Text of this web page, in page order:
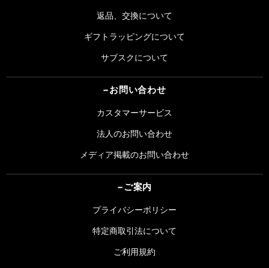
返品、交換について
ギフトラッピングについて
サブスクについて
お問い合わせ
カスタマーサービス
法人のお問い合わせ
メディア掲載のお問い合わせ
ご案内
プライバシーポリシー
特定商取引法について
ご利用規約